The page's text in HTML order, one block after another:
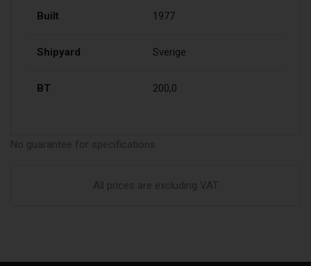
Built 1977
Shipyard Sverige
BT 200,0
No guarantee for specifications
All prices are excluding VAT